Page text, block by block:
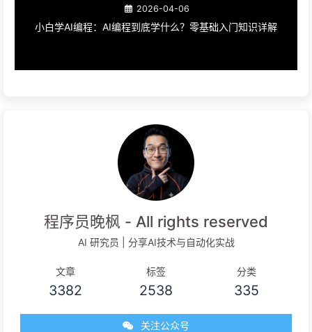
2026-04-06
小白学AI编程：AI编程到底学什么？零基础入门知识详解
程序员晚枫 - All rights reserved
AI 研究员 | 分享AI技术与自动化实战
文章
3382
标签
2538
分类
335
关注公众号